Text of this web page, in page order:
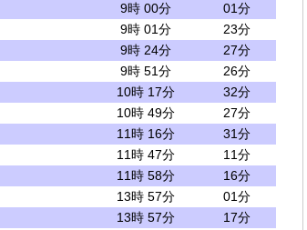
9時 00分
01分
9時 01分
23分
9時 24分
27分
9時 51分
26分
10時 17分
32分
10時 49分
27分
11時 16分
31分
11時 47分
11分
11時 58分
16分
13時 57分
01分
13時 57分
17分